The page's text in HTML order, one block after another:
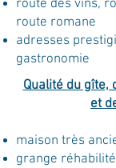
route des vins,
route romane
adresses
gastronomie
Qualité du gîte,
et
maison très
grange